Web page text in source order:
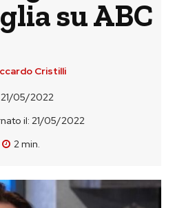
su ABC
Cristilli
21/05/2022
il: 21/05/2022
2min.